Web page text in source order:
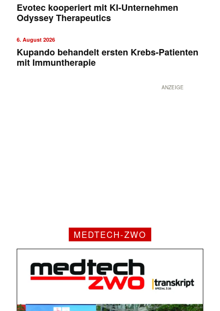
Evotec kooperiert mit KI-Unternehmen
Odyssey Therapeutics
6. August 2026
Kupando behandelt ersten Krebs-Patienten
mit Immuntherapie
ANZEIGE
MEDTECH-ZWO